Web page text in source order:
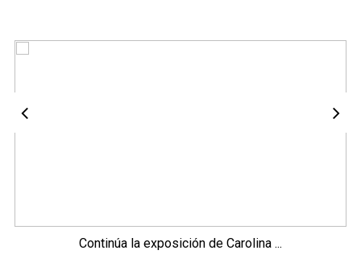
Continúa la exposición de Carolina ...